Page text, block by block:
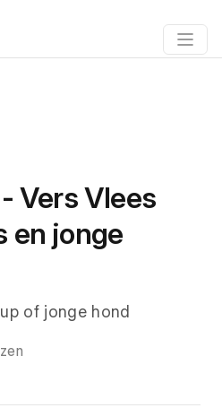
Vers Vlees
en jonge
of jonge hond